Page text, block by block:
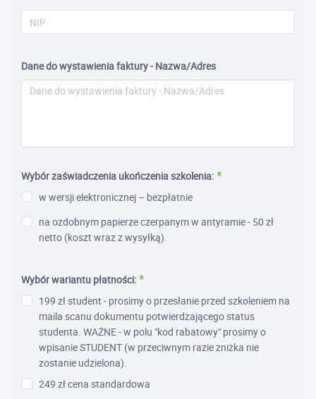
Dane do wystawienia faktury - Nazwa/Adres
Wybór zaświadczenia ukończenia szkolenia:
w wersji elektronicznej – bezpłatnie
na ozdobnym papierze czerpanym w antyramie - 50 zł
netto (koszt wraz z wysyłką).
Wybór wariantu płatności:
199 zł student - prosimy o przesłanie przed szkoleniem na
maila scanu dokumentu potwierdzającego status
studenta. WAŻNE - w polu "kod rabatowy" prosimy o
wpisanie STUDENT (w przeciwnym razie zniżka nie
zostanie udzielona).
249 zł cena standardowa